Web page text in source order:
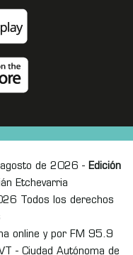
de 2026 - Edición
Etchevarria
Todos los derechos
online y por FM 95.9
- Ciudad Autónoma de